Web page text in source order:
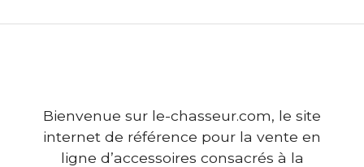
Bienvenue sur le-chasseur.com, le site
internet de référence pour la vente en
ligne d’accessoires consacrés à la